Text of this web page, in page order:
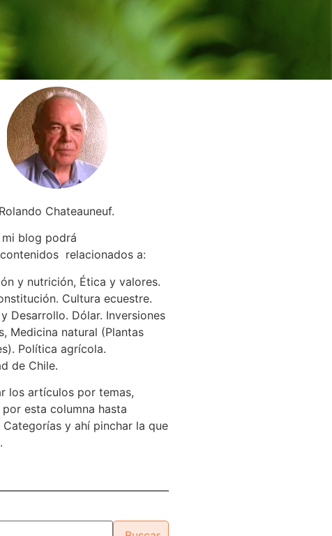
Chateauneuf.
blog podrá
contenidos relacionados a:
y nutrición, Ética y valores.
Cultura ecuestre.
Desarrollo. Dólar. Inversiones
Medicina natural (Plantas
Política agrícola.
de Chile.
los artículos por temas,
esta columna hasta
Categorías y ahí pinchar la que